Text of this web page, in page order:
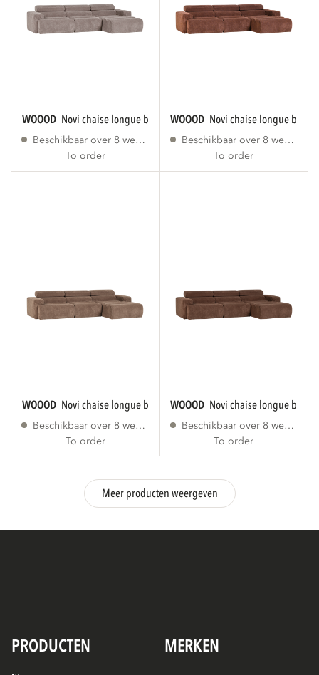
WOOOD novi chaise longue bank rechts...
Beschikbaar over 8 weken
To order
WOOOD novi chaise longue bank
Beschikbaar over 8 weken
To order
WOOOD novi chaise longue bank rechts...
Beschikbaar over 8 weken
To order
WOOOD novi chaise longue bank
Beschikbaar over 8 weken
To order
Meer producten weergeven
PRODUCTEN MERKEN